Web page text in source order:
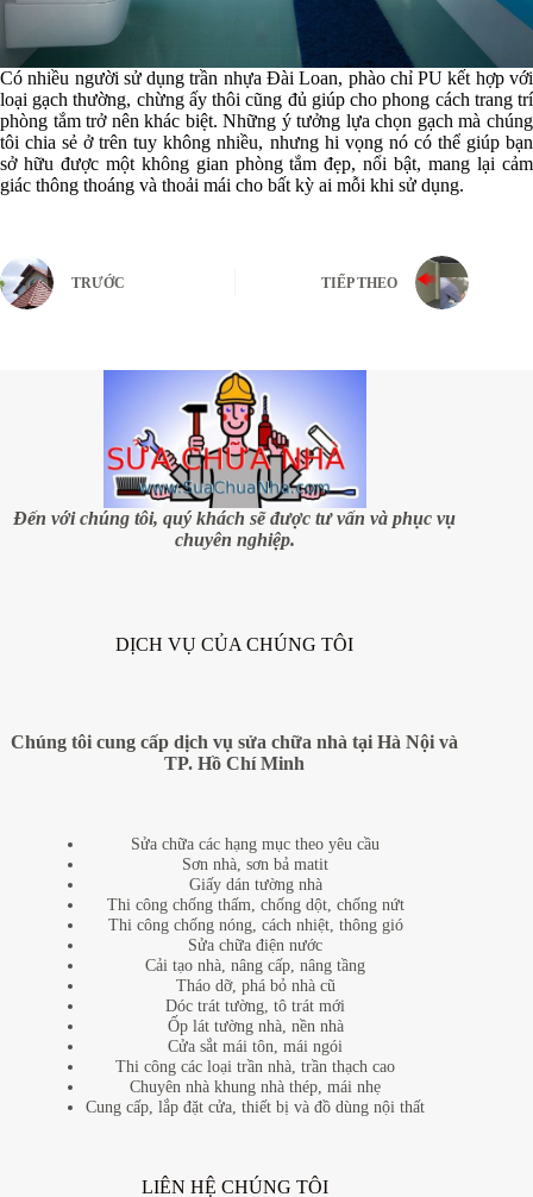
Có nhiều người sử dụng trần nhựa Đài Loan, phào chỉ PU kết hợp với
loại gạch thường, chừng ấy thôi cũng đủ giúp cho phong cách trang trí
phòng tắm trở nên khác biệt. Những ý tưởng lựa chọn gạch mà chúng
tôi chia sẻ ở trên tuy không nhiều, nhưng hi vọng nó có thể giúp bạn
sở hữu được một không gian phòng tắm đẹp, nổi bật, mang lại cảm
giác thông thoáng và thoải mái cho bất kỳ ai mỗi khi sử dụng.
TRƯỚC TIẾP THEO
Đến với chúng tôi, quý khách sẽ được tư vấn và phục vụ
chuyên nghiệp.
DỊCH VỤ CỦA CHÚNG TÔI
Chúng tôi cung cấp dịch vụ sửa chữa nhà tại Hà Nội và
TP. Hồ Chí Minh
Sửa chữa các hạng mục theo yêu cầu
Sơn nhà, sơn bả matit
Giấy dán tường nhà
Thi công chống thấm, chống dột, chống nứt
Thi công chống nóng, cách nhiệt, thông gió
Sửa chữa điện nước
Cải tạo nhà, nâng cấp, nâng tầng
Tháo dỡ, phá bỏ nhà cũ
Dóc trát tường, tô trát mới
Ốp lát tường nhà, nền nhà
Cửa sắt mái tôn, mái ngói
Thi công các loại trần nhà, trần thạch cao
Chuyên nhà khung nhà thép, mái nhẹ
Cung cấp, lắp đặt cửa, thiết bị và đồ dùng nội thất
LIÊN HỆ CHÚNG TÔI